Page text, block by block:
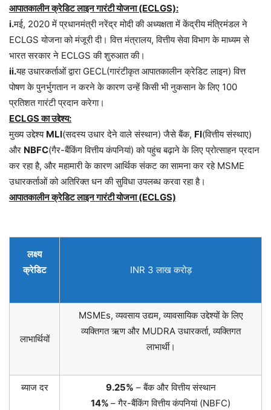
आपातकालीन क्रेडिट लाइन गारंटी योजना (ECLGS):
i.मई, 2020 में प्रधानमंत्री नरेंद्र मोदी की अध्यक्षता में केंद्रीय मंत्रिमंडल ने
ECLGS योजना को मंजूरी दी। वित्त मंत्रालय, वित्तीय सेवा विभाग के माध्यम से
भारत सरकार ने ECLGS की शुरुआत की।
ii.यह उधारकर्ताओं द्वारा GECL(गारंटीकृत आपातकालीन क्रेडिट लाइन) वित्त
पोषण के पुनर्भुगतान न करने के कारण उन्हें किसी भी नुकसान के लिए 100
प्रतिशत गारंटी प्रदान करेगा।
ECLGS का उद्देश्य:
मुख्य उद्देश्य MLI(सदस्य उधार देने वाले संस्थान) जैसे बैंक, FI(वित्तीय संस्थाए)
और NBFC(गैर-बैंकिंग वित्तीय कंपनियां) को पहुंच बढ़ाने के लिए प्रोत्साहन प्रदान
कर रहा है, और महामारी के कारण आर्थिक संकट का सामना कर रहे MSME
उधारकर्ताओं को अतिरिक्त धन की सुविधा उपलब्ध करवा रहा है।
आपातकालीन क्रेडिट लाइन गारंटी योजना (ECLGS)
लक्ष्य
क्रेडिट
INR 3 लाख करोड़
लाभार्थियों
MSMEs, व्यवसाय उद्यम, व्यावसायिक उद्देश्यों के लिए
व्यक्तिगत ऋण और MUDRA उधारकर्ता, व्यक्तिगत
लाभार्थी।
ब्याज दर 9.25% – बैंक और वित्तीय संस्थान
14% – गैर-बैंकिंग वित्तीय कंपनियां (NBFC)